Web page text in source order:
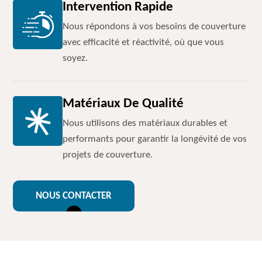
Intervention Rapide
Nous répondons à vos besoins de couverture
avec efficacité et réactivité, où que vous
soyez.
Matériaux De Qualité
Nous utilisons des matériaux durables et
performants pour garantir la longévité de vos
projets de couverture.
NOUS CONTACTER